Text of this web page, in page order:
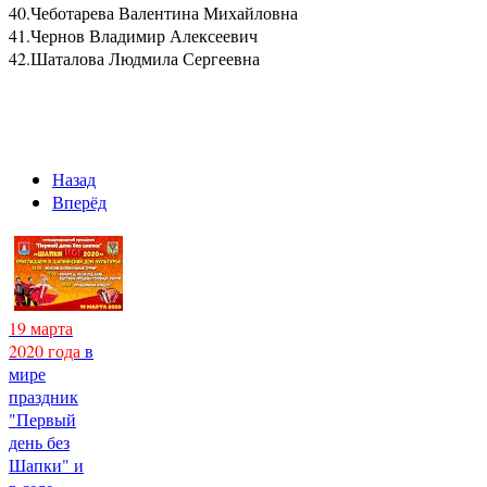
40.Чеботарева Валентина Михайловна
41.Чернов Владимир Алексеевич
42.Шаталова Людмила Сергеевна
Назад
Вперёд
19 марта
2020 года в
мире
праздник
"Первый
день без
Шапки" и